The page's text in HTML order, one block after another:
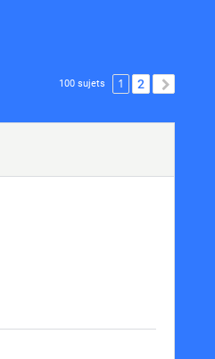
100 sujets 1 2